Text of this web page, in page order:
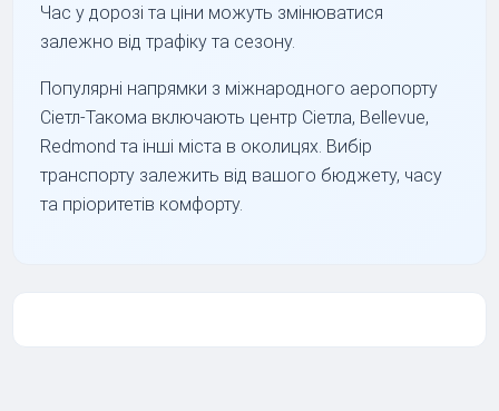
Час у дорозі та ціни можуть змінюватися
залежно від трафіку та сезону.
Популярні напрямки з міжнародного аеропорту
Сіетл-Такома включають центр Сіетла, Bellevue,
Redmond та інші міста в околицях. Вибір
транспорту залежить від вашого бюджету, часу
та пріоритетів комфорту.